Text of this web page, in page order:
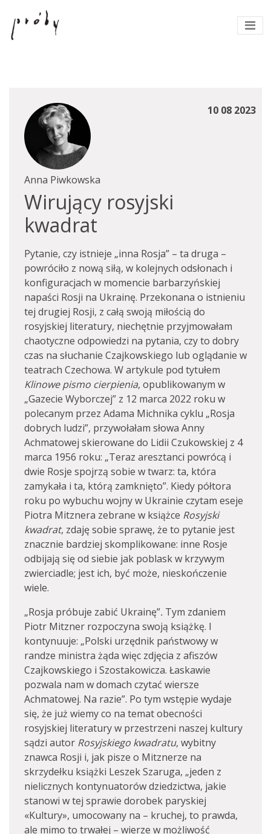
10 08 2023
Anna Piwkowska
Wirujący rosyjski
kwadrat
Pytanie, czy istnieje „inna Rosja” – ta druga –
powróciło z nową siłą, w kolejnych odsłonach i
konfiguracjach w momencie barbarzyńskiej
napaści Rosji na Ukrainę. Przekonana o istnieniu
tej drugiej Rosji, z całą swoją miłością do
rosyjskiej literatury, niechętnie przyjmowałam
chaotyczne odpowiedzi na pytania, czy to dobry
czas na słuchanie Czajkowskiego lub oglądanie w
teatrach Czechowa. W artykule pod tytułem
Klinowe pismo cierpienia, opublikowanym w
„Gazecie Wyborczej” z 12 marca 2022 roku w
polecanym przez Adama Michnika cyklu „Rosja
dobrych ludzi”, przywołałam słowa Anny
Achmatowej skierowane do Lidii Czukowskiej z 4
marca 1956 roku: „Teraz aresztanci powrócą i
dwie Rosje spojrzą sobie w twarz: ta, która
zamykała i ta, którą zamknięto”. Kiedy półtora
roku po wybuchu wojny w Ukrainie czytam eseje
Piotra Mitznera zebrane w książce Rosyjski
kwadrat, zdaję sobie sprawę, że to pytanie jest
znacznie bardziej skomplikowane: inne Rosje
odbijają się od siebie jak poblask w krzywym
zwierciadle; jest ich, być może, nieskończenie
wiele.
„Rosja próbuje zabić Ukrainę”. Tym zdaniem
Piotr Mitzner rozpoczyna swoją książkę. I
kontynuuje: „Polski urzędnik państwowy w
randze ministra żąda więc zdjęcia z afiszów
Czajkowskiego i Szostakowicza. Łaskawie
pozwala nam w domach czytać wiersze
Achmatowej. Na razie”. Po tym wstępie wydaje
się, że już wiemy co na temat obecności
rosyjskiej literatury w przestrzeni naszej kultury
sądzi autor Rosyjskiego kwadratu, wybitny
znawca Rosji i, jak pisze o Mitznerze na
skrzydełku książki Leszek Szaruga, „jeden z
nielicznych kontynuatorów dziedzictwa, jakie
stanowi w tej sprawie dorobek paryskiej
«Kultury», umocowany na – kruchej, to prawda,
ale mimo to trwałej – wierze w możliwość